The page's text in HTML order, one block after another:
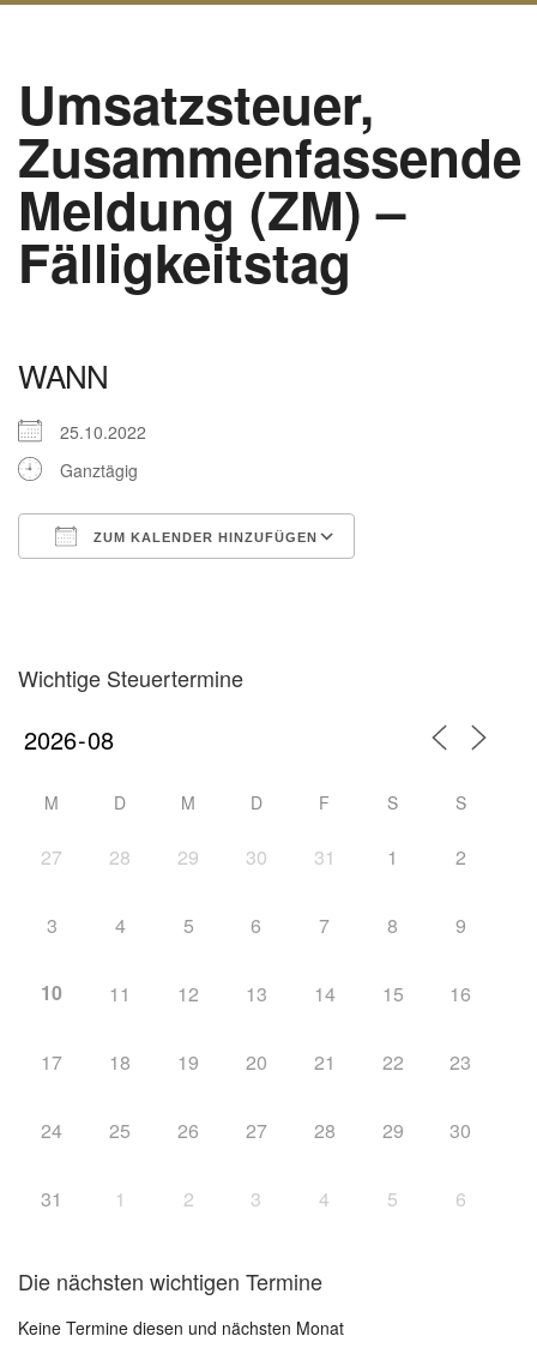
Umsatzsteuer,
Zusammenfassende
Meldung (ZM) –
Fälligkeitstag
WANN
25.10.2022
Ganztägig
ZUM KALENDER HINZUFÜGEN
Wichtige Steuertermine
M D M D F S S
27 28 29 30 31 1 2
3 4 5 6 7 8 9
10 11 12 13 14 15 16
17 18 19 20 21 22 23
24 25 26 27 28 29 30
31 1 2 3 4 5 6
Die nächsten wichtigen Termine
Keine Termine diesen und nächsten Monat